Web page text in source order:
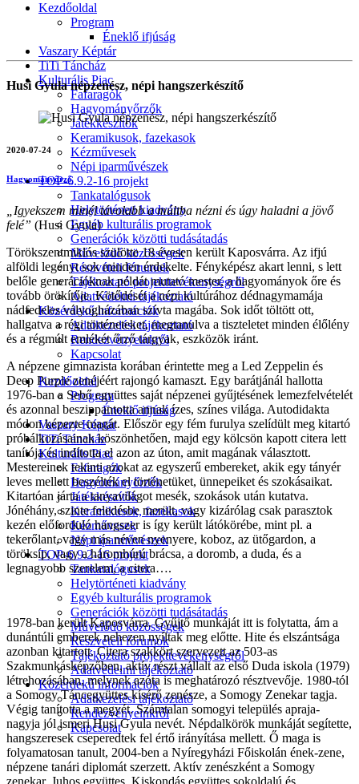
Kezdőoldal
Program
Éneklő ifjúság
Vaszary Képtár
TiTi Táncház
Kulturális Piac
Fafaragók
Hagyományőrzők
Játékkészítők
Keramikusok, fazekasok
Kézművesek
Népi iparművészek
TOP-6.9.2-16 projekt
Tankatalógusok
Helytörténeti kiadvány
Egyéb kulturális programok
Generációk közötti tudásátadás
Művelődő közösségek
Részvételi fórumok
Tájékoztató projekttevékenységről
Adatvédelmi tájékoztató
Közérdekű információk
Adatkezelési tájékoztató
Rendezvényeinkről
Kapcsolat
Kezdőoldal
Program
Éneklő ifjúság
Vaszary Képtár
TiTi Táncház
Kulturális Piac
Fafaragók
Hagyományőrzők
Játékkészítők
Keramikusok, fazekasok
Kézművesek
Népi iparművészek
TOP-6.9.2-16 projekt
Tankatalógusok
Helytörténeti kiadvány
Egyéb kulturális programok
Generációk közötti tudásátadás
Művelődő közösségek
Részvételi fórumok
Tájékoztató projekttevékenységről
Adatvédelmi tájékoztató
Közérdekű információk
Adatkezelési tájékoztató
Rendezvényeinkről
Kapcsolat
Husi Gyula népzenész, népi hangszerkészítő
2020-07-24
Hagyományőrző
„Igyekszem minél távolabb a múltba nézni és úgy haladni a jövő
felé” (Husi Gyula)
Törökszentmiklós szülötte 18 évesen került Kaposvárra. Az ifjú
alföldi legényt sok minden érdekelte. Fényképész akart lenni, s lett
belőle generációknak példát mutató mester, a hagyományok őre és
tovább örökítője. Kötődését a népi kultúrához dédnagymamája
nádfedeles vályogházában szívta magába. Sok időt töltött ott,
hallgatva a régi történeteket, megtanulva a tiszteletet minden élőlény
és a régmúlt emlékét őrző tárgyak, eszközök iránt.
A népzene gimnazista korában érintette meg a Led Zeppelin és
Deep Purple zenéjéért rajongó kamaszt. Egy barátjánál hallotta
1976-ban a Sebő együttes saját népzenei gyűjtésének lemezfelvételét
és azonnal beszippantotta annak ízes, színes világa. Autodidakta
módon képezte magát. Először egy fém furulya szelídült meg kitartó
próbálkozásainak köszönhetően, majd egy kölcsön kapott citera lett
tanítója és indította el azon az úton, amit magának választott.
Mestereinek tekinti azokat az egyszerű embereket, akik egy tányér
leves mellett beszélték el történetüket, ünnepeiket és szokásaikat.
Kitartóan járta a tanyavilágot mesék, szokások után kutatva.
Jónéhány, szinte feledésbe merült, vagy kizárólag csak parasztok
kezén előforduló hangszer is így került látókörébe, mint pl. a
tekerőlant, vagy más néven nyenyere, koboz, az ütőgardon, a
töröksíp, vagy a háromhúrú brácsa, a doromb, a duda, és a
legnagyobb szerelem, a citera….
1978-ban került Kaposvárra. Gyűjtő munkáját itt is folytatta, ám a
dunántúli emberek nehezen nyíltak meg előtte. Hite és elszántsága
azonban kitartott. Citera szakkört szervezett az 503-as
Szakmunkásképzőben, aktív részt vállalt az első Duda iskola (1979)
létrehozásában, melynek azóta is meghatározó résztvevője. 1980-tól
a Somogy Táncegyüttes kísérő zenésze, a Somogy Zenekar tagja.
Végig tanította a megyét. Számtalan somogyi település apraja-
nagyja jól ismeri Husi Gyula nevét. Népdalkörök munkáját segítette,
hangszeresek cseperedtek fel értő irányítása mellett. Ő maga is
folyamatosan tanult, 2004-ben a Nyíregyházi Főiskolán ének-zene,
népzene tanári diplomát szerzett. Aktív zenészként a Somogy